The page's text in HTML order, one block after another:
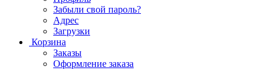
Забыли свой пароль?
Адрес
Загрузки
Корзина
Заказы
Оформление заказа